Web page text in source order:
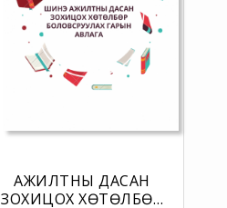
АЖИЛТНЫ ДАСАН
ЗОХИЦОХ ХӨТӨЛБӨР